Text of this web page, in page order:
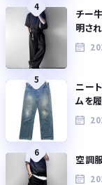
4
チー
明さ
5
ニー
ムを
6
空調